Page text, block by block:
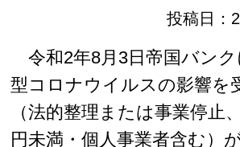
投稿日：
令和2年8月3日帝国バン
型コロナウイルスの影響を
（法的整理または事業停止
円未満・個人事業者含む）